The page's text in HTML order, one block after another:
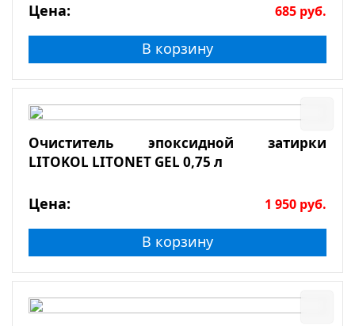
Цена: 685 руб.
В корзину
Очиститель эпоксидной затирки
LITOKOL LITONET GEL 0,75 л
Цена: 1 950 руб.
В корзину